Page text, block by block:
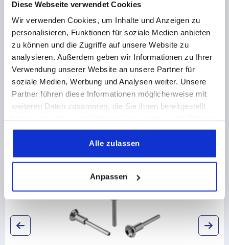
Diese Webseite verwendet Cookies
Wir verwenden Cookies, um Inhalte und Anzeigen zu
personalisieren, Funktionen für soziale Medien anbieten
zu können und die Zugriffe auf unsere Website zu
analysieren. Außerdem geben wir Informationen zu Ihrer
Verwendung unserer Website an unsere Partner für
soziale Medien, Werbung und Analysen weiter. Unsere
Partner führen diese Informationen möglicherweise mit
weiteren Daten zusammen, die Sie ihnen bereitgestellt
gesammelt haben.
Alle zulassen
Anpassen
DOWNLOADS
Andere Kunden kauften auch
NEU